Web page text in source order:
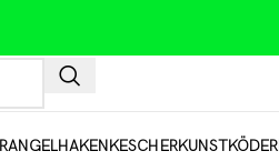
ANGELHAKENKESCHERKUNSTKÖDER